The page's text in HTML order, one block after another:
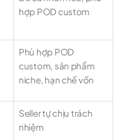
hợp POD custom
Phù hợp POD
custom, sản phẩm
niche, hạn chế vốn
Seller tự chịu trách
nhiệm